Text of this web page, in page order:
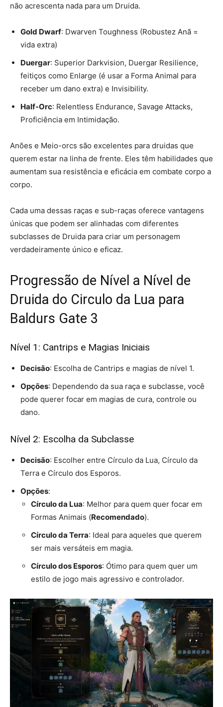
não acrescenta nada para um Druida.
Gold Dwarf: Dwarven Toughness (Robustez Anã =
vida extra)
Duergar: Superior Darkvision, Duergar Resilience,
feitiços como Enlarge (é usar a Forma Animal para
receber um dano extra) e Invisibility.
Half-Orc: Relentless Endurance, Savage Attacks,
Proficiência em Intimidação.
Anões e Meio-orcs são excelentes para druidas que
querem estar na linha de frente. Eles têm habilidades que
aumentam sua resistência e eficácia em combate corpo a
corpo.
Cada uma dessas raças e sub-raças oferece vantagens
únicas que podem ser alinhadas com diferentes
subclasses de Druida para criar um personagem
verdadeiramente único e eficaz.
Progressão de Nível a Nível de
Druida do Circulo da Lua para
Baldurs Gate 3
Nível 1: Cantrips e Magias Iniciais
Decisão: Escolha de Cantrips e magias de nível 1.
Opções: Dependendo da sua raça e subclasse, você
pode querer focar em magias de cura, controle ou
dano.
Nível 2: Escolha da Subclasse
Decisão: Escolher entre Círculo da Lua, Círculo da
Terra e Círculo dos Esporos.
Opções:
Círculo da Lua: Melhor para quem quer focar em
Formas Animais (Recomendado).
Círculo da Terra: Ideal para aqueles que querem
ser mais versáteis em magia.
Círculo dos Esporos: Ótimo para quem quer um
estilo de jogo mais agressivo e controlador.